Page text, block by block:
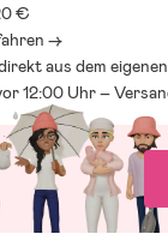
€
->
aus dem
12:00 Uhr –